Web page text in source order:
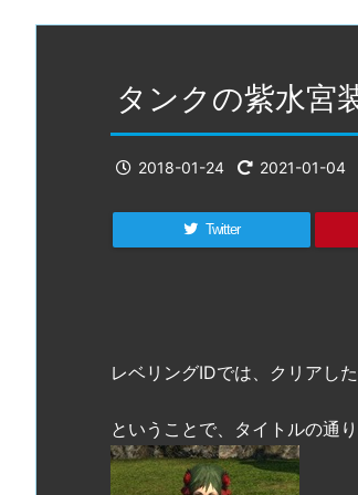
タンクの紫水宮
2018-01-24 2021-01-04
Twitter
レベリングIDでは、クリアし
ということで、タイトルの通